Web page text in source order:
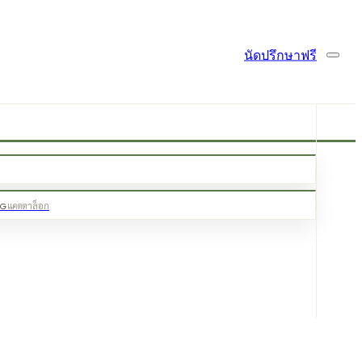
นัดปรึกษาฟรี
แคตตาล็อก